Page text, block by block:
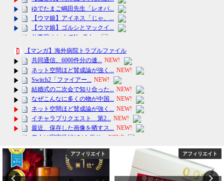
アフィリエイト アフィリエイト